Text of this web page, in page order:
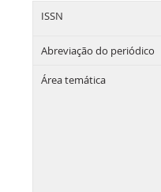
ISSN
Abreviação do periódico
Área temática